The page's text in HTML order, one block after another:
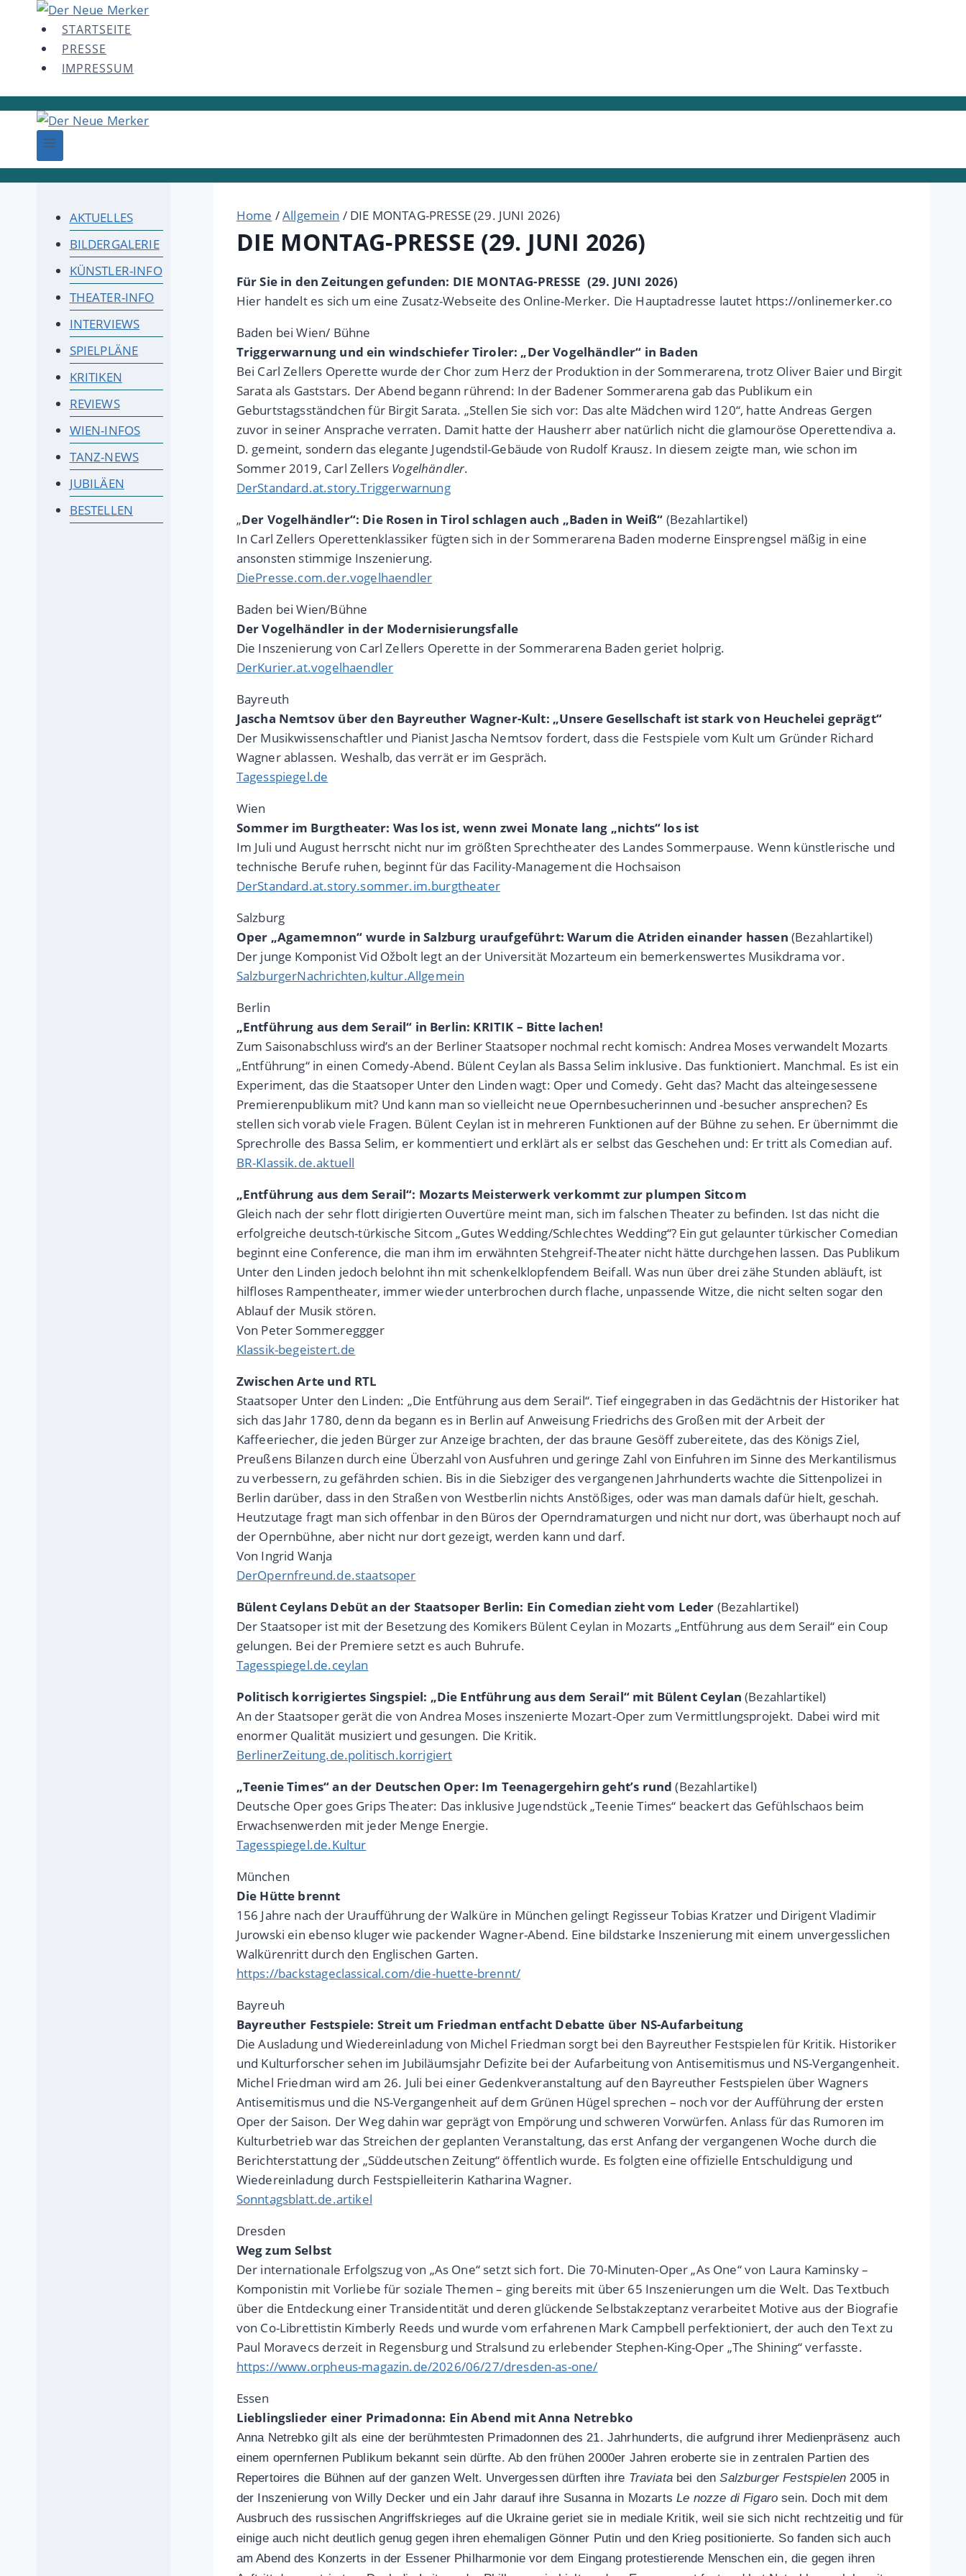
content
STARTSEITE
PRESSE
IMPRESSUM
Home /Allgemein / DIE MONTAG-PRESSE (29. JUNI 2026)
DIE MONTAG-PRESSE (29. JUNI 2026)
Für Sie in den Zeitungen gefunden: DIE MONTAG-PRESSE (29. JUNI 2026)
Hier handelt es sich um eine Zusatz-Webseite des Online-Merker. Die Hauptadresse lautet https://onlinemerker.co
Baden bei Wien/ Bühne
Triggerwarnung und ein windschiefer Tiroler: „Der Vogelhändler“ in Baden
Bei Carl Zellers Operette wurde der Chor zum Herz der Produktion in der Sommerarena, trotz Oliver Baier und Birgit
Sarata als Gaststars. Der Abend begann rührend: In der Badener Sommerarena gab das Publikum ein
Geburtstagsständchen für Birgit Sarata. „Stellen Sie sich vor: Das alte Mädchen wird 120“, hatte Andreas Gergen
zuvor in seiner Ansprache verraten. Damit hatte der Hausherr aber natürlich nicht die glamouröse Operettendiva a.
D. gemeint, sondern das elegante Jugendstil-Gebäude von Rudolf Krausz. In diesem zeigte man, wie schon im
Sommer 2019, Carl Zellers Vogelhändler.
DerStandard.at.story.Triggerwarnung
„Der Vogelhändler“: Die Rosen in Tirol schlagen auch „Baden in Weiß“ (Bezahlartikel)
In Carl Zellers Operettenklassiker fügten sich in der Sommerarena Baden moderne Einsprengsel mäßig in eine
ansonsten stimmige Inszenierung.
DiePresse.com.der.vogelhaendler
Baden bei Wien/Bühne
Der Vogelhändler in der Modernisierungsfalle
Die Inszenierung von Carl Zellers Operette in der Sommerarena Baden geriet holprig.
DerKurier.at.vogelhaendler
Bayreuth
Jascha Nemtsov über den Bayreuther Wagner-Kult: „Unsere Gesellschaft ist stark von Heuchelei geprägt“
Der Musikwissenschaftler und Pianist Jascha Nemtsov fordert, dass die Festspiele vom Kult um Gründer Richard
Wagner ablassen. Weshalb, das verrät er im Gespräch.
Tagesspiegel.de
Wien
Sommer im Burgtheater: Was los ist, wenn zwei Monate lang „nichts“ los ist
Im Juli und August herrscht nicht nur im größten Sprechtheater des Landes Sommerpause. Wenn künstlerische und
technische Berufe ruhen, beginnt für das Facility-Management die Hochsaison
DerStandard.at.story.sommer.im.burgtheater
Salzburg
Oper „Agamemnon“ wurde in Salzburg uraufgeführt: Warum die Atriden einander hassen (Bezahlartikel)
Der junge Komponist Vid Ožbolt legt an der Universität Mozarteum ein bemerkenswertes Musikdrama vor.
SalzburgerNachrichten,kultur.Allgemein
Berlin
„Entführung aus dem Serail“ in Berlin: KRITIK – Bitte lachen!
Zum Saisonabschluss wird’s an der Berliner Staatsoper nochmal recht komisch: Andrea Moses verwandelt Mozarts
„Entführung“ in einen Comedy-Abend. Bülent Ceylan als Bassa Selim inklusive. Das funktioniert. Manchmal. Es ist ein
Experiment, das die Staatsoper Unter den Linden wagt: Oper und Comedy. Geht das? Macht das alteingesessene
Premierenpublikum mit? Und kann man so vielleicht neue Opernbesucherinnen und -besucher ansprechen? Es
stellen sich vorab viele Fragen. Bülent Ceylan ist in mehreren Funktionen auf der Bühne zu sehen. Er übernimmt die
Sprechrolle des Bassa Selim, er kommentiert und erklärt als er selbst das Geschehen und: Er tritt als Comedian auf.
BR-Klassik.de.aktuell
„Entführung aus dem Serail“: Mozarts Meisterwerk verkommt zur plumpen Sitcom
Gleich nach der sehr flott dirigierten Ouvertüre meint man, sich im falschen Theater zu befinden. Ist das nicht die
erfolgreiche deutsch-türkische Sitcom „Gutes Wedding/Schlechtes Wedding“? Ein gut gelaunter türkischer Comedian
beginnt eine Conference, die man ihm im erwähnten Stehgreif-Theater nicht hätte durchgehen lassen. Das Publikum
Unter den Linden jedoch belohnt ihn mit schenkelklopfendem Beifall. Was nun über drei zähe Stunden abläuft, ist
hilfloses Rampentheater, immer wieder unterbrochen durch flache, unpassende Witze, die nicht selten sogar den
Ablauf der Musik stören.
Von Peter Sommereggger
Klassik-begeistert.de
Zwischen Arte und RTL
Staatsoper Unter den Linden: „Die Entführung aus dem Serail“. Tief eingegraben in das Gedächtnis der Historiker hat
sich das Jahr 1780, denn da begann es in Berlin auf Anweisung Friedrichs des Großen mit der Arbeit der
Kaffeeriecher, die jeden Bürger zur Anzeige brachten, der das braune Gesöff zubereitete, das des Königs Ziel,
Preußens Bilanzen durch eine Überzahl von Ausfuhren und geringe Zahl von Einfuhren im Sinne des Merkantilismus
zu verbessern, zu gefährden schien. Bis in die Siebziger des vergangenen Jahrhunderts wachte die Sittenpolizei in
Berlin darüber, dass in den Straßen von Westberlin nichts Anstößiges, oder was man damals dafür hielt, geschah.
Heutzutage fragt man sich offenbar in den Büros der Operndramaturgen und nicht nur dort, was überhaupt noch auf
der Opernbühne, aber nicht nur dort gezeigt, werden kann und darf.
Von Ingrid Wanja
DerOpernfreund.de.staatsoper
Bülent Ceylans Debüt an der Staatsoper Berlin: Ein Comedian zieht vom Leder (Bezahlartikel)
Der Staatsoper ist mit der Besetzung des Komikers Bülent Ceylan in Mozarts „Entführung aus dem Serail“ ein Coup
gelungen. Bei der Premiere setzt es auch Buhrufe.
Tagesspiegel.de.ceylan
Politisch korrigiertes Singspiel: „Die Entführung aus dem Serail“ mit Bülent Ceylan (Bezahlartikel)
An der Staatsoper gerät die von Andrea Moses inszenierte Mozart-Oper zum Vermittlungsprojekt. Dabei wird mit
enormer Qualität musiziert und gesungen. Die Kritik.
BerlinerZeitung.de.politisch.korrigiert
„Teenie Times“ an der Deutschen Oper: Im Teenagergehirn geht’s rund (Bezahlartikel)
Deutsche Oper goes Grips Theater: Das inklusive Jugendstück „Teenie Times“ beackert das Gefühlschaos beim
Erwachsenwerden mit jeder Menge Energie.
Tagesspiegel.de.Kultur
München
Die Hütte brennt
156 Jahre nach der Uraufführung der Walküre in München gelingt Regisseur Tobias Kratzer und Dirigent Vladimir
Jurowski ein ebenso kluger wie packender Wagner-Abend. Eine bildstarke Inszenierung mit einem unvergesslichen
Walkürenritt durch den Englischen Garten.
https://backstageclassical.com/die-huette-brennt/
Bayreuh
Bayreuther Festspiele: Streit um Friedman entfacht Debatte über NS-Aufarbeitung
Die Ausladung und Wiedereinladung von Michel Friedman sorgt bei den Bayreuther Festspielen für Kritik. Historiker
und Kulturforscher sehen im Jubiläumsjahr Defizite bei der Aufarbeitung von Antisemitismus und NS-Vergangenheit.
Michel Friedman wird am 26. Juli bei einer Gedenkveranstaltung auf den Bayreuther Festspielen über Wagners
Antisemitismus und die NS-Vergangenheit auf dem Grünen Hügel sprechen – noch vor der Aufführung der ersten
Oper der Saison. Der Weg dahin war geprägt von Empörung und schweren Vorwürfen. Anlass für das Rumoren im
Kulturbetrieb war das Streichen der geplanten Veranstaltung, das erst Anfang der vergangenen Woche durch die
Berichterstattung der „Süddeutschen Zeitung“ öffentlich wurde. Es folgten eine offizielle Entschuldigung und
Wiedereinladung durch Festspielleiterin Katharina Wagner.
Sonntagsblatt.de.artikel
Dresden
Weg zum Selbst
Der internationale Erfolgszug von „As One“ setzt sich fort. Die 70-Minuten-Oper „As One“ von Laura Kaminsky –
Komponistin mit Vorliebe für soziale Themen – ging bereits mit über 65 Inszenierungen um die Welt. Das Textbuch
über die Entdeckung einer Transidentität und deren glückende Selbstakzeptanz verarbeitet Motive aus der Biografie
von Co-Librettistin Kimberly Reeds und wurde vom erfahrenen Mark Campbell perfektioniert, der auch den Text zu
Paul Moravecs derzeit in Regensburg und Stralsund zu erlebender Stephen-King-Oper „The Shining“ verfasste.
https://www.orpheus-magazin.de/2026/06/27/dresden-as-one/
Essen
Lieblingslieder einer Primadonna: Ein Abend mit Anna Netrebko
Anna Netrebko gilt als eine der berühmtesten Primadonnen des 21. Jahrhunderts, die aufgrund ihrer Medienpräsenz auch
einem opernfernen Publikum bekannt sein dürfte. Ab den frühen 2000er Jahren eroberte sie in zentralen Partien des
Repertoires die Bühnen auf der ganzen Welt. Unvergessen dürften ihre Traviatabei denSalzburger Festspielen 2005 in
der Inszenierung von Willy Decker und ein Jahr darauf ihre Susanna in MozartsLe nozze di Figaro sein. Doch mit dem
Ausbruch des russischen Angriffskrieges auf die Ukraine geriet sie in mediale Kritik, weil sie sich nicht rechtzeitig und für
einige auch nicht deutlich genug gegen ihren ehemaligen Gönner Putin und den Krieg positionierte. So fanden sich auch
am Abend des Konzerts in der Essener Philharmonie vor dem Eingang protestierende Menschen ein, die gegen ihren
AKTUELLES
BILDERGALERIE
KÜNSTLER-INFO
THEATER-INFO
INTERVIEWS
SPIELPLÄNE
KRITIKEN
REVIEWS
WIEN-INFOS
TANZ-NEWS
JUBILÄEN
BESTELLEN